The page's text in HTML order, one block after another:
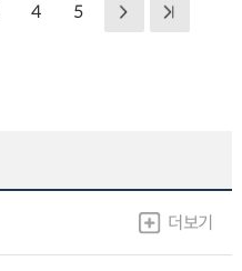
4 5
더보기